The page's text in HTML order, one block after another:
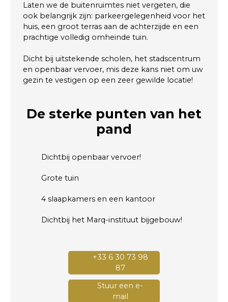
Laten we de buitenruimtes niet vergeten, die
ook belangrijk zijn: parkeergelegenheid voor het
huis, een groot terras aan de achterzijde en een
prachtige volledig omheinde tuin.
Dicht bij uitstekende scholen, het stadscentrum
en openbaar vervoer, mis deze kans niet om uw
gezin te vestigen op een zeer gewilde locatie!
De sterke punten van het
pand
Dichtbij openbaar vervoer!
Grote tuin
4 slaapkamers en een kantoor
Dichtbij het Marq-instituut bijgebouw!
+33 6 30 73 98
87
Stuur een e-
mail